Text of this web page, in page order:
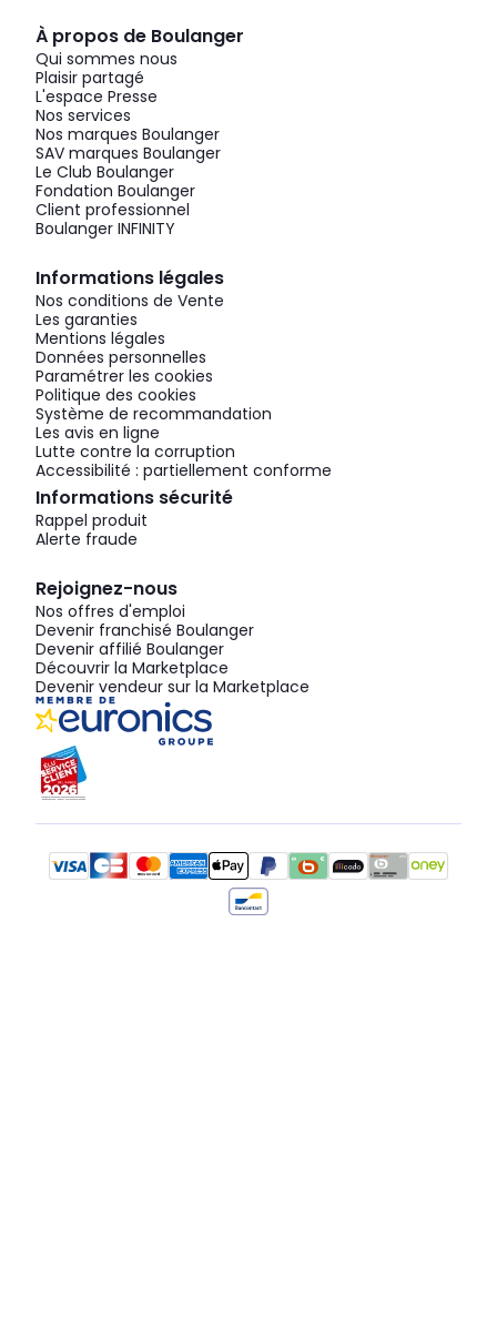
À propos de Boulanger
Qui sommes nous
Plaisir partagé
L'espace Presse
Nos services
Nos marques Boulanger
SAV marques Boulanger
Le Club Boulanger
Fondation Boulanger
Client professionnel
Boulanger INFINITY
Informations légales
Nos conditions de Vente
Les garanties
Mentions légales
Données personnelles
Paramétrer les cookies
Politique des cookies
Système de recommandation
Les avis en ligne
Lutte contre la corruption
Accessibilité : partiellement conforme
Informations sécurité
Rappel produit
Alerte fraude
Rejoignez-nous
Nos offres d'emploi
Devenir franchisé Boulanger
Devenir affilié Boulanger
Découvrir la Marketplace
Devenir vendeur sur la Marketplace